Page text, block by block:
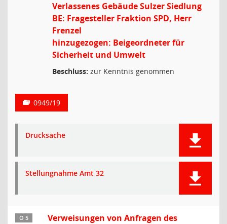
Verlassenes Gebäude Sulzer Siedlung
BE: Fragesteller Fraktion SPD, Herr
Frenzel
hinzugezogen: Beigeordneter für
Sicherheit und Umwelt
Beschluss: zur Kenntnis genommen
0949/19
Drucksache
Stellungnahme Amt 32
Ö 5
Verweisungen von Anfragen des